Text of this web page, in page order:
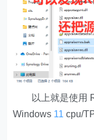
以上就是使用
Windows 11 cpu/